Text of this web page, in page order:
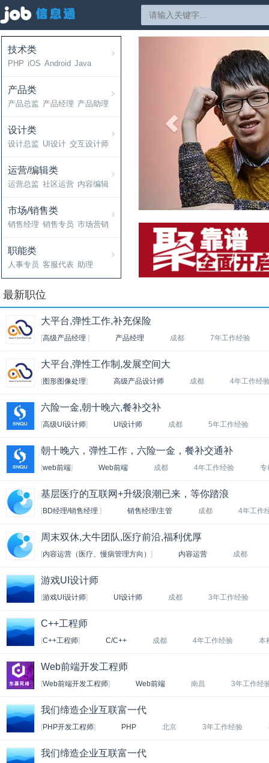
技术类
PHP iOS Android Java
产品类
产品总监 产品经理 产品助理
设计类
设计总监 UI设计 交互设计师
运营/编辑类
运营总监 社区运营 内容编辑
市场/销售类
销售经理 销售专员 市场营销
职能类
人事专员 客服代表 助理
最新职位
大平台,弹性工作,补充保险
[高级产品经理 ] 产品经理 成都 7年工作经验
大平台,弹性工作制,发展空间大
[图形图像处理] 高级产品设计师 成都 4年工作经
六险一金,朝十晚六,餐补交补
[高级UI设计师] UI设计师 成都 5年工作经验
朝十晚六，弹性工作，六险一金，餐补交通补
[web前端] Web前端 成都 4年工作经验 专
基层医疗的互联网+升级浪潮已来，等你踏浪
[BD经理/销售经理 ] 销售经理/主管 成都 4年工作
周末双休,大牛团队,医疗前沿,福利优厚
[内容运营（医疗、慢病管理方向） ] 内容运营 成都
游戏UI设计师
[游戏UI设计师] UI设计师 成都 3年工作经验
C++工程师
[C++工程师] C/C++ 成都 4年工作经验 本
Web前端开发工程师
[Web前端开发工程师] Web前端 南昌 3年工作经
我们缔造企业互联富一代
[PHP开发工程师] PHP 北京 3年工作经验
我们缔造企业互联富一代